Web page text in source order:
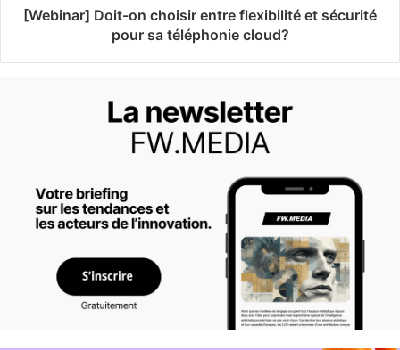
[Webinar] Doit-on choisir entre flexibilité et sécurité
pour sa téléphonie cloud?